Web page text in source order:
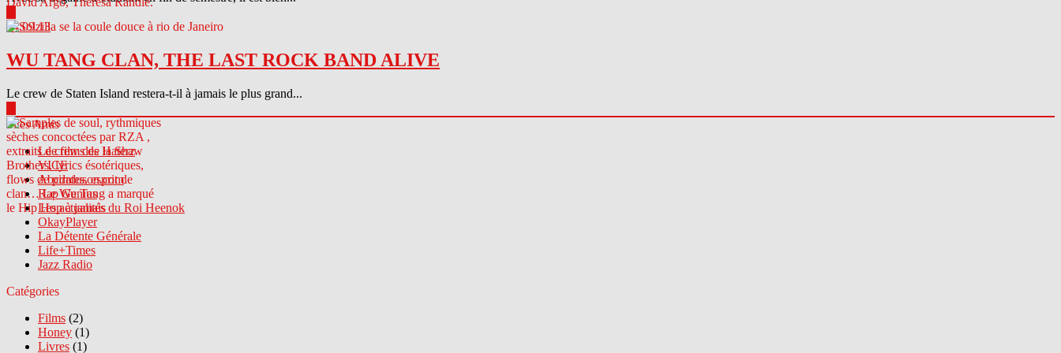
04.09.13
WU TANG CLAN, THE LAST ROCK BAND ALIVE
Le crew de Staten Island restera-t-il à jamais le plus grand...
Sites Amis
Le crew des Haterz
VICE
Abcdrduson.com
Rap Genius
Les actualités du Roi Heenok
OkayPlayer
La Détente Générale
Life+Times
Jazz Radio
Catégories
Films (2)
Honey (1)
Livres (1)